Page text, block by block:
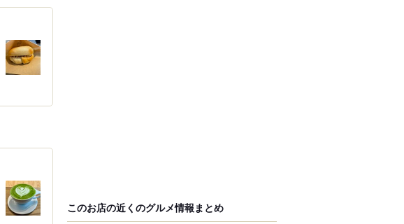
このお店の近くのグルメ情報まとめ